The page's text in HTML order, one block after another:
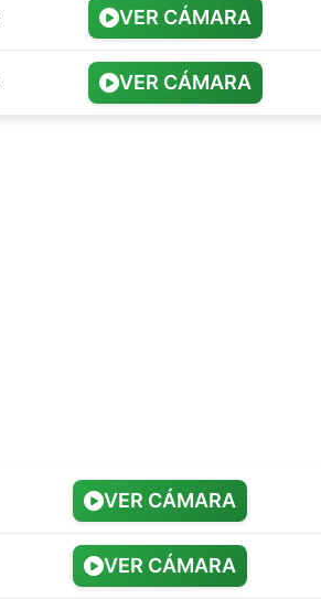
VER CÁMARA
VER CÁMARA
VER CÁMARA
VER CÁMARA